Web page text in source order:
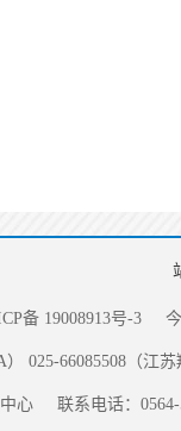
备 19008913号-3
025-66085508（江
心 联系电话：0564-